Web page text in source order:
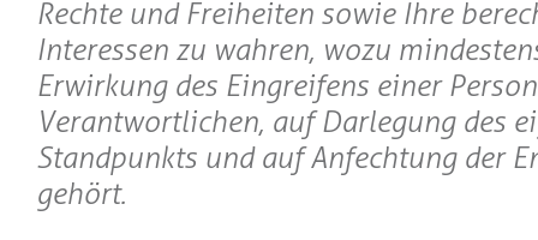
Rechte und Freiheiten sowie Ihre
Interessen zu wahren, wozu
Erwirkung des Eingreifens einer
Verantwortlichen, auf Darlegung des
Standpunkts und auf Anfechtung der
gehört.